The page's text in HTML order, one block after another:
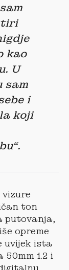
kao
U
sam
i
koji
vizure
ton
putovanja,
opreme
uvijek ista
50mm 1.2 i